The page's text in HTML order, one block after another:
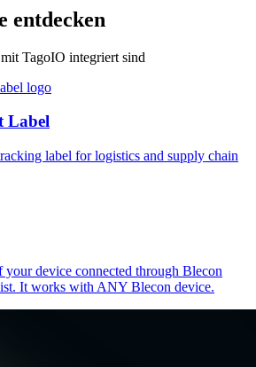
entdecken
TagoIO integriert sind
Label
label for logistics and supply chain
your device connected through Blecon
It works with ANY Blecon device.